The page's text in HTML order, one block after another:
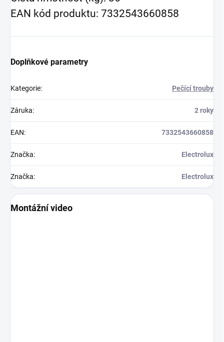
EAN kód produktu: 7332543660858
Doplňkové parametry
Kategorie: Pečící trouby
Záruka: 2 roky
EAN: 7332543660858
Značka: Electrolux
Značka: Electrolux
Montážní video